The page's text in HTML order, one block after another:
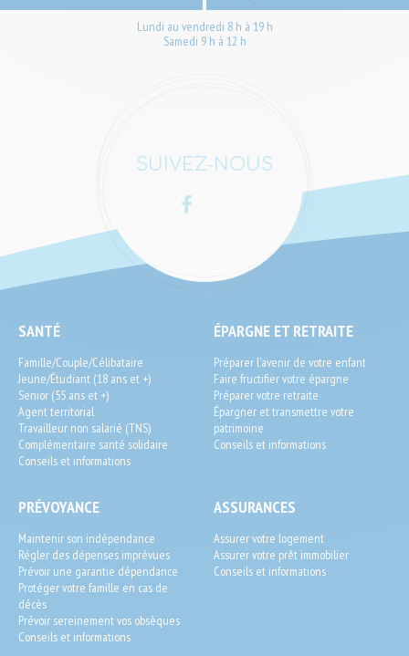
Lundi au vendredi 8 h à 19 h
Samedi 9 h à 12 h
SUIVEZ-NOUS
Facebook
SEO
End-
User
SANTÉ
Famille/Couple/Célibataire
Jeune/Étudiant (18 ans et +)
Senior (55 ans et +)
Agent territorial
Travailleur non salarié (TNS)
Complémentaire santé solidaire
Conseils et informations
ÉPARGNE ET RETRAITE
Préparer l'avenir de votre enfant
Faire fructifier votre épargne
Préparer votre retraite
Épargner et transmettre votre
patrimoine
Conseils et informations
PRÉVOYANCE
Maintenir son indépendance
Régler des dépenses imprévues
Prévoir une garantie dépendance
Protéger votre famille en cas de
décès
Prévoir sereinement vos obsèques
Conseils et informations
ASSURANCES
Assurer votre logement
Assurer votre prêt immobilier
Conseils et informations